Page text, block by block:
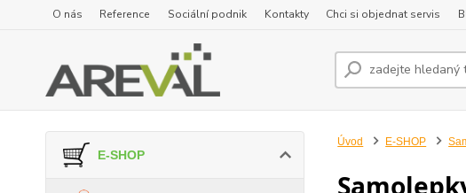
O nás Reference Sociální podnik Kontakty Chci si objednat servis
E-SHOP
Úvod E-SHOP